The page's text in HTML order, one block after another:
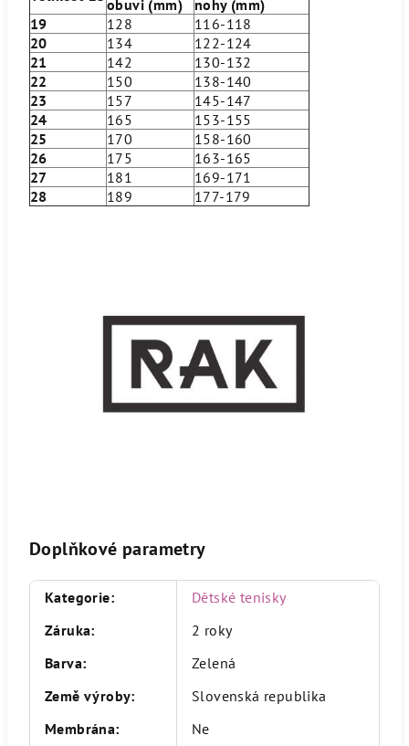
obuvi (mm)
nohy (mm)
19
128
116-118
20
134
122-124
21
142
130-132
22
150
138-140
23
157
145-147
24
165
153-155
25
170
158-160
26
175
163-165
27
181
169-171
28
189 177-179
Doplňkové parametry
Kategorie:
Dětské tenisky
Záruka:
2 roky
Barva:
Zelená
Země výroby:
Slovenská republika
Membrána:
Ne